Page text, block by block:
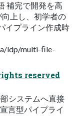
補完で開発を⾼
上し、初学者の
イプライン作成時
ldp/multi-ﬁle-
reserved
システムへ直接
⾔型パイプライ